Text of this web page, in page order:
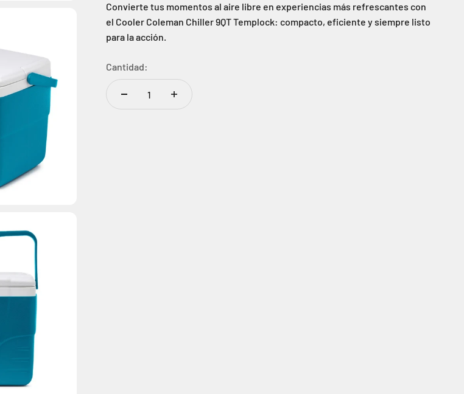
Convierte tus momentos al aire libre en experiencias más refrescantes con
el Cooler Coleman Chiller 9QT Templock: compacto, eficiente y siempre listo
para la acción.
Cantidad: